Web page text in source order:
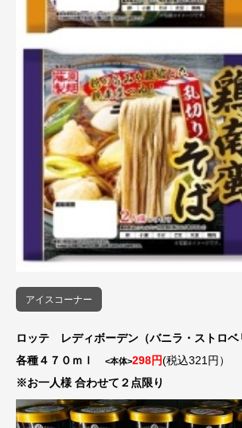
アイスコーナー
ロッテ レディボーデン（バニラ・ストロベ
各種４７０ｍｌ
<本体>298円(税込321円）
※お一人様 合わせて２点限り